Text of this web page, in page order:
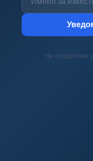
Не споделяме